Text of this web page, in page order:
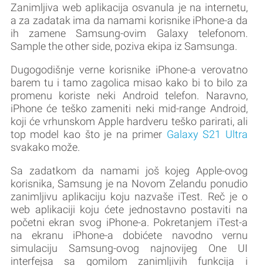
Zanimljiva web aplikacija osvanula je na internetu,
a za zadatak ima da namami korisnike iPhone-a da
ih zamene Samsung-ovim Galaxy telefonom.
Sample the other side, poziva ekipa iz Samsunga.
Dugogodišnje verne korisnike iPhone-a verovatno
barem tu i tamo zagolica misao kako bi to bilo za
promenu koriste neki Android telefon. Naravno,
iPhone će teško zameniti neki mid-range Android,
koji će vrhunskom Apple hardveru teško parirati, ali
top model kao što je na primer Galaxy S21 Ultra
svakako može.
Sa zadatkom da namami još kojeg Apple-ovog
korisnika, Samsung je na Novom Zelandu ponudio
zanimljivu aplikaciju koju nazvaše iTest. Reč je o
web aplikaciji koju ćete jednostavno postaviti na
početni ekran svog iPhone-a. Pokretanjem iTest-a
na ekranu iPhone-a dobićete navodno vernu
simulaciju Samsung-ovog najnovijeg One UI
interfejsa sa gomilom zanimljivih funkcija i